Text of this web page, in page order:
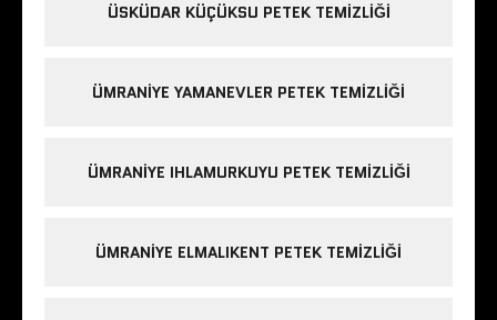
ÜSKÜDAR KÜÇÜKSU PETEK TEMIZLIĞI
ÜMRANIYE YAMANEVLER PETEK TEMIZLIĞI
ÜMRANIYE IHLAMURKUYU PETEK TEMIZLIĞI
ÜMRANIYE ELMALIKENT PETEK TEMIZLIĞI